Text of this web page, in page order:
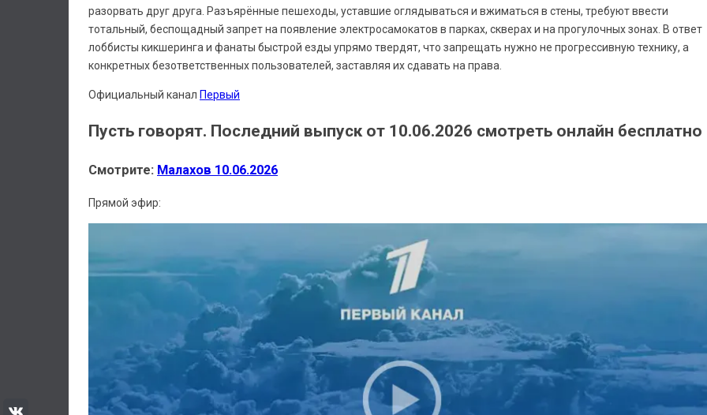
разорвать друг друга. Разъярённые пешеходы, уставшие оглядываться и вжиматься в стены, требуют ввести
тотальный, беспощадный запрет на появление электросамокатов в парках, скверах и на прогулочных зонах. В ответ
лоббисты кикшеринга и фанаты быстрой езды упрямо твердят, что запрещать нужно не прогрессивную технику, а
конкретных безответственных пользователей, заставляя их сдавать на права.
Официальный канал Первый
Пусть говорят. Последний выпуск от 10.06.2026 смотреть онлайн бесплатно
Смотрите: Малахов 10.06.2026
Прямой эфир: